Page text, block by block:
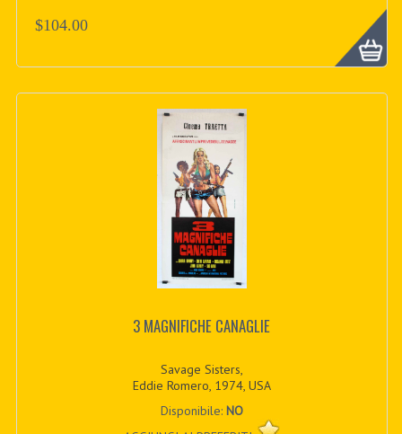
$104.00
3 MAGNIFICHE CANAGLIE
Savage Sisters,
Eddie Romero, 1974, USA
Disponibile: NO